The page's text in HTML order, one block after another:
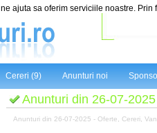
ne ajuta sa oferim serviciile noastre.
Cereri (9) Anunturi noi
Anunturi din 26-07-2025
Anunturi din 26-07-2025 - Oferte, Cereri,